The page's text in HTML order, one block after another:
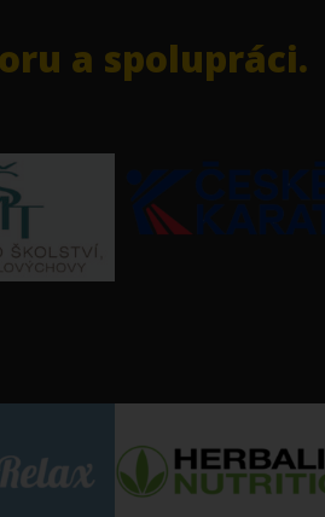
a spolupráci.